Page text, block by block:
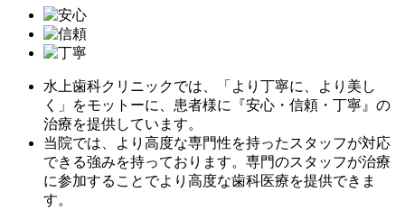
水上歯科クリニックでは、「より丁寧に、より美し
く」をモットーに、患者様に『安心・信頼・丁寧』の
治療を提供しています。
当院では、より高度な専門性を持ったスタッフが対応
できる強みを持っております。専門のスタッフが治療
に参加することでより高度な歯科医療を提供できま
す。